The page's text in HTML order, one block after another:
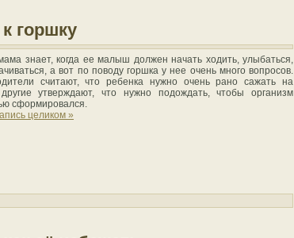
горшку
знает, когда ее малыш должен начать ходить, улыбаться,
а вот по поводу горшка у нее очень много вопросов.
считают, что ребенка нужно очень рано сажать на
утверждают, что нужно подождать, чтобы организм
сформировался.
целиком »